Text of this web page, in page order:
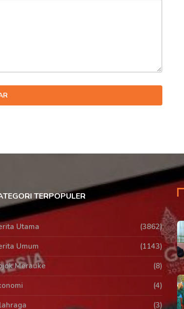
TERPOPULER
Utama
(3862)
Umum
(1143)
Merauke
(8)
(4)
(3)